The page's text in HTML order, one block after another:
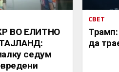
ВО ЕЛИТНО
седум
СВЕТ
да